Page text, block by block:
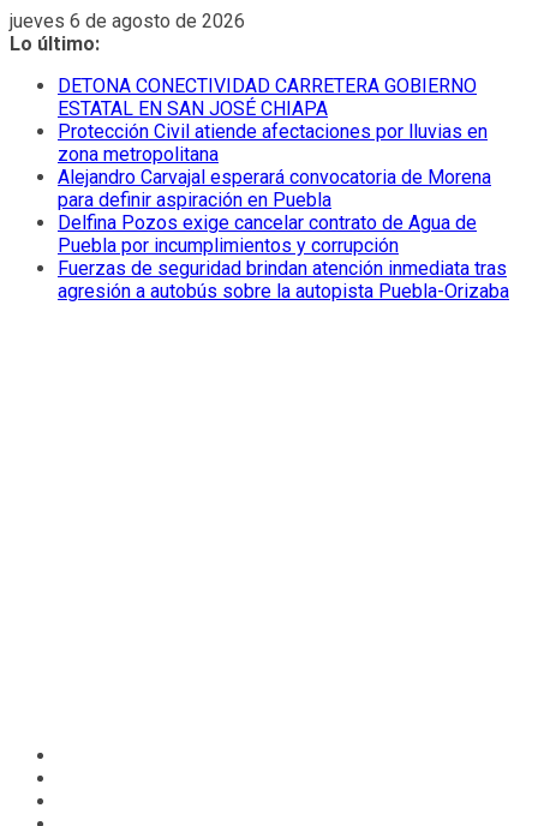
Saltar
al
jueves 6 de agosto de 2026
Lo último:
DETONA CONECTIVIDAD CARRETERA GOBIERNO
ESTATAL EN SAN JOSÉ CHIAPA
Protección Civil atiende afectaciones por lluvias en
zona metropolitana
Alejandro Carvajal esperará convocatoria de Morena
para definir aspiración en Puebla
Delfina Pozos exige cancelar contrato de Agua de
Puebla por incumplimientos y corrupción
Fuerzas de seguridad brindan atención inmediata tras
agresión a autobús sobre la autopista Puebla-Orizaba